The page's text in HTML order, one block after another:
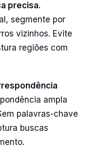
precisa.
segmente por
vizinhos. Evite
regiões com
ampla
palavras-chave
buscas